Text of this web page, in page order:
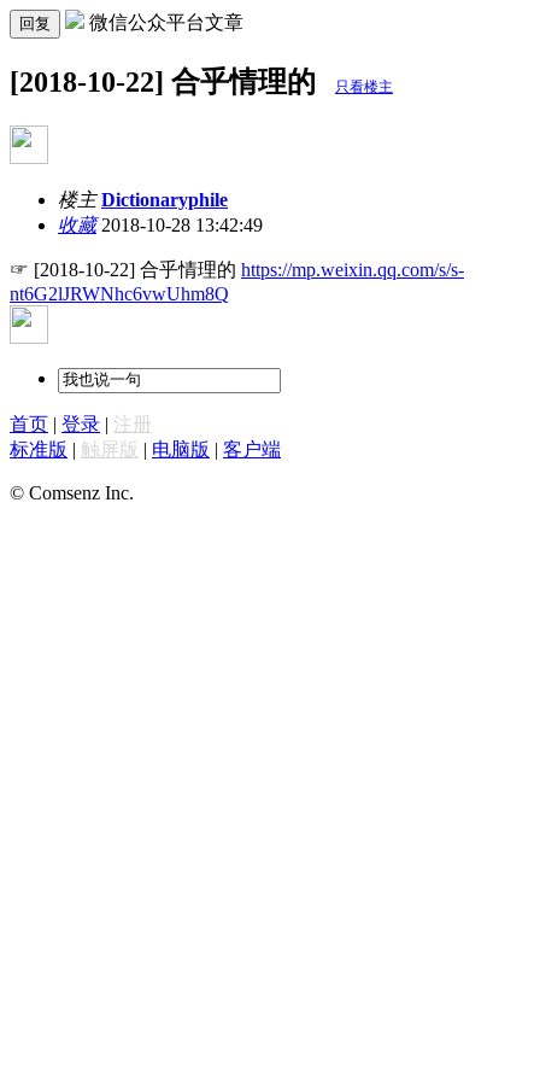
回复 微信公众平台文章
[2018-10-22] 合乎情理的 只看楼主
楼主 Dictionaryphile
收藏2018-10-28 13:42:49
☞ [2018-10-22] 合乎情理的 https://mp.weixin.qq.com/s/s-
nt6G2lJRWNhc6vwUhm8Q
首页 | 登录 | 注册
标准版 | 触屏版 | 电脑版 | 客户端
© Comsenz Inc.